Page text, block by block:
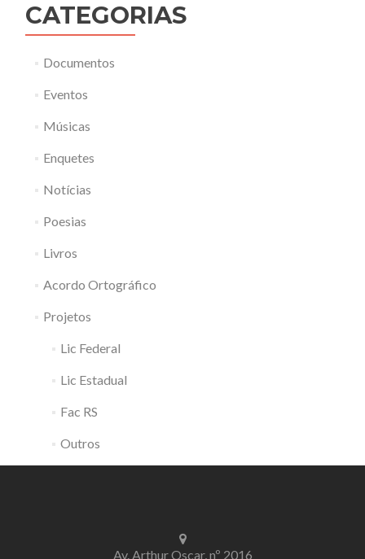
CATEGORIAS
Documentos
Eventos
Músicas
Enquetes
Notícias
Poesias
Livros
Acordo Ortográfico
Projetos
Lic Federal
Lic Estadual
Fac RS
Outros
Av. Arthur Oscar, nº 2016